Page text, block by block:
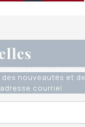
nouveautés et
courriel